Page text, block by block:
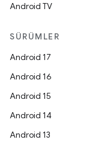
Android TV
SÜRÜMLER
Android 17
Android 16
Android 15
Android 14
Android 13